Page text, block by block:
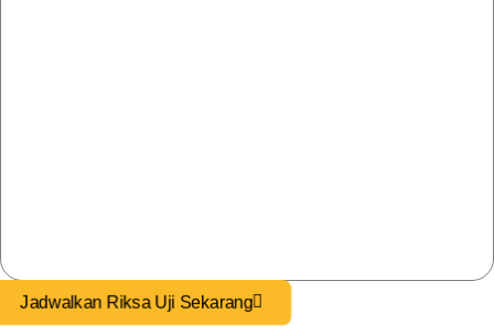
Jadwalkan Riksa Uji Sekarang